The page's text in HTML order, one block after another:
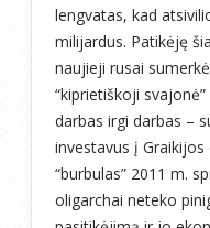
lengvatas, kad
milijardus. Patikėję
naujieji rusai
“kiprietiškoji
darbas irgi darbas –
investavus į
“burbulas” 2011 m.
oligarchai neteko